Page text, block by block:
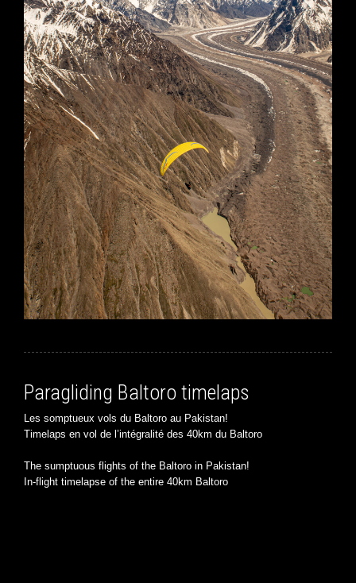
Paragliding Baltoro timelaps
Les somptueux vols du Baltoro au Pakistan!
Timelaps en vol de l’intégralité des 40km du Baltoro
The sumptuous flights of the Baltoro in Pakistan!
In-flight timelapse of the entire 40km Baltoro